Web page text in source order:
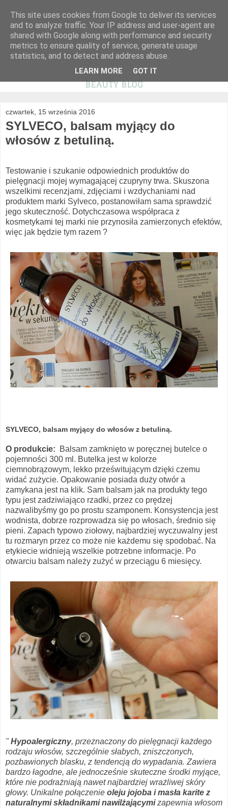
czwartek, 15 września 2016
SYLVECO, balsam myjący do
włosów z betuliną.
Testowanie i szukanie odpowiednich produktów do
pielęgnacji mojej wymagającej czupryny trwa. Skuszona
wszelkimi recenzjami, zdjęciami i wzdychaniami nad
produktem marki Sylveco, postanowiłam sama sprawdzić
jego skuteczność. Dotychczasowa współpraca z
kosmetykami tej marki nie przynosiła zamierzonych efektów,
więc jak będzie tym razem ?
SYLVECO, balsam myjący do włosów z betuliną.
O produkcie: Balsam zamknięto w poręcznej butelce o
pojemności 300 ml. Butelka jest w kolorze
ciemnobrązowym, lekko prześwitującym dzięki czemu
widać zużycie. Opakowanie posiada duży otwór a
zamykana jest na klik. Sam balsam jak na produkty tego
typu jest zadziwiająco rzadki, przez co prędzej
nazwalibyśmy go po prostu szamponem. Konsystencja jest
wodnista, dobrze rozprowadza się po włosach, średnio się
pieni. Zapach typowo ziołowy, najbardziej wyczuwalny jest
tu rozmaryn przez co może nie każdemu się spodobać. Na
etykiecie widnieją wszelkie potrzebne informacje. Po
otwarciu balsam należy zużyć w przeciągu 6 miesięcy.
"Hypoalergiczny, przeznaczony do pielęgnacji każdego
rodzaju włosów, szczególnie słabych, zniszczonych,
pozbawionych blasku, z tendencją do wypadania. Zawiera
bardzo łagodne, ale jednocześnie skuteczne środki myjące,
które nie podrażniają nawet najbardziej wrażliwej skóry
głowy. Unikalne połączenie oleju jojoba i masła karite z
naturalnymi składnikami nawilżającymizapewnia włosom
This site uses cookies from Google to deliver its services
and to analyze traffic. Your IP address and user-agent are
shared with Google along with performance and security
metrics to ensure quality of service, generate usage
statistics, and to detect and address abuse.
LEARN MORE GOT IT